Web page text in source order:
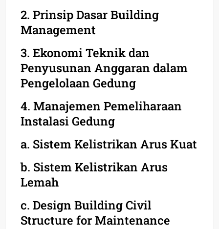
2. Prinsip Dasar Building
Management
3. Ekonomi Teknik dan
Penyusunan Anggaran dalam
Pengelolaan Gedung
4. Manajemen Pemeliharaan
Instalasi Gedung
a. Sistem Kelistrikan Arus Kuat
b. Sistem Kelistrikan Arus
Lemah
c. Design Building Civil
Structure for Maintenance